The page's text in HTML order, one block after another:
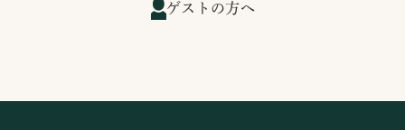
ゲストの方へ